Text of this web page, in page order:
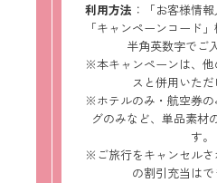
利用方法 ：「お客様情
「キャンペーンコード
半角英数字でご
※本キャンペーンは、
スと併用いただ
※ホテルのみ・航空券
グのみなど、単品素材
す。
※ご旅行をキャンセル
の割引充当はで